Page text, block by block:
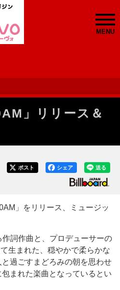
MENU
」リリース＆
送る
シェア
ポスト
」をリリース、ミュージッ
詞作曲と、プロデューサーの
生まれた、穏やかで柔らかな
過ごすまどろみの朝を思わせ
まれた楽曲となっているとい